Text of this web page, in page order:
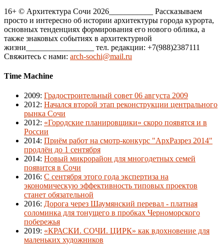
16+ © Архитектура Сочи 2026___________ Рассказываем
просто и интересно об истории архитектуры города курорта,
основных тенденциях формирования его нового облика, а
также знаковых событиях в архитектурной
жизни_________________ тел. редакции: +7(988)2387111
Свяжитесь с нами: arch-sochi@mail.ru
Time Machine
2009: Градостроительный совет 06 августа 2009
2012: Начался второй этап реконструкции центрального
рынка Сочи
2012: «Городские планировщики» скоро появятся и в
России
2014: Приём работ на смотр-конкурс "АрхРазрез 2014"
продлён до 1 сентября
2014: Новый микрорайон для многодетных семей
появится в Сочи
2016: С сентября этого года экспертиза на
экономическую эффективность типовых проектов
станет обязательной
2016: Дорога через Шаумянский перевал - платная
соломинка для тонущего в пробках Черноморского
побережья
2019: «КРАСКИ. СОЧИ. ЦИРК» как вдохновение для
маленьких художников